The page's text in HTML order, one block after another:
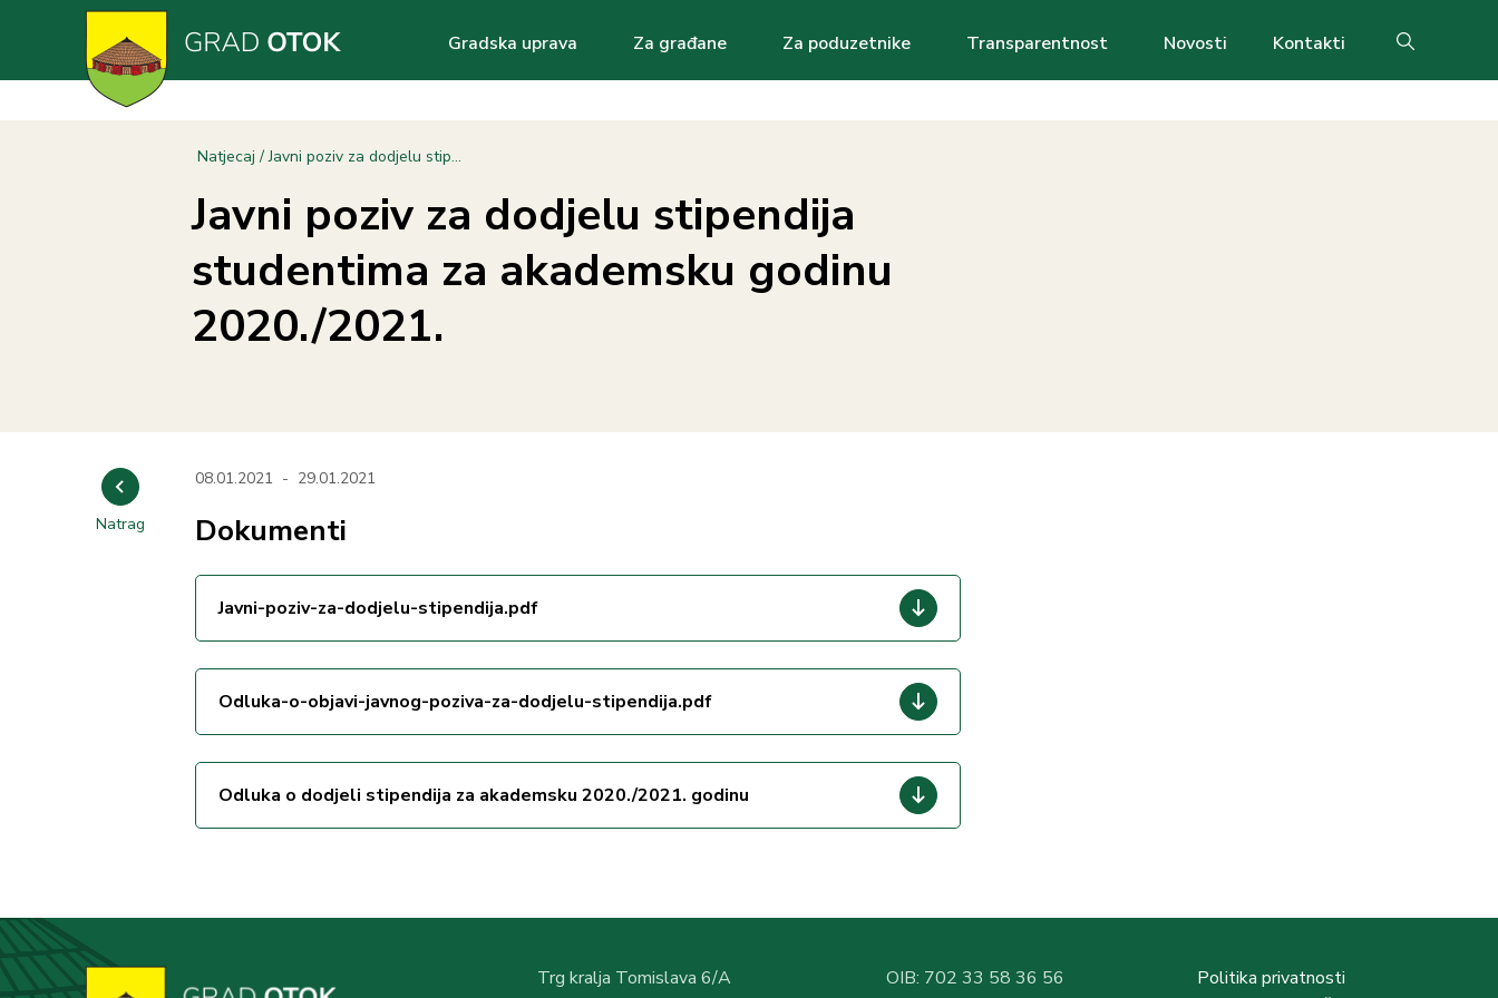
Main
navigation
Gradska uprava Za građane Za poduzetnike Transparentnost Novosti Kontakti Search
Breadcrumb
Natjecaj Javni poziv za dodjelu stip...
Javni poziv za dodjelu stipendija
studentima za akademsku godinu
2020./2021.
Natrag
08.01.2021 - 29.01.2021
Dokumenti
Javni-poziv-za-dodjelu-stipendija.pdf
Odluka-o-objavi-javnog-poziva-za-dodjelu-stipendija.pdf
Odluka o dodjeli stipendija za akademsku 2020./2021. godinu
Trg kralja Tomislava 6/A
OIB: 702 33 58 36 56
Politika privatnosti